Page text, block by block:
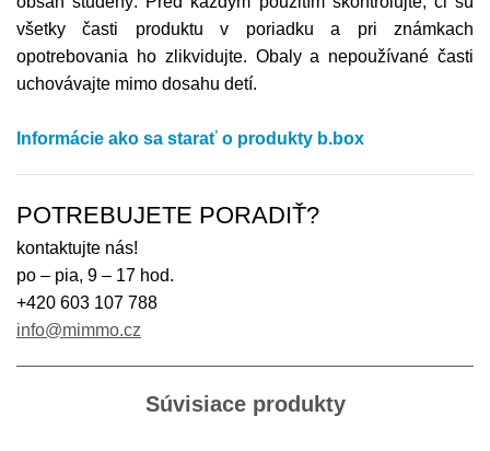
všetky časti produktu v poriadku a pri známkach
opotrebovania ho zlikvidujte. Obaly a nepoužívané časti
uchovávajte mimo dosahu detí.
Informácie ako sa starať o produkty b.box
POTREBUJETE PORADIŤ?
kontaktujte nás!
po – pia, 9 – 17 hod.
+420 603 107 788
info@mimmo.cz
Súvisiace produkty